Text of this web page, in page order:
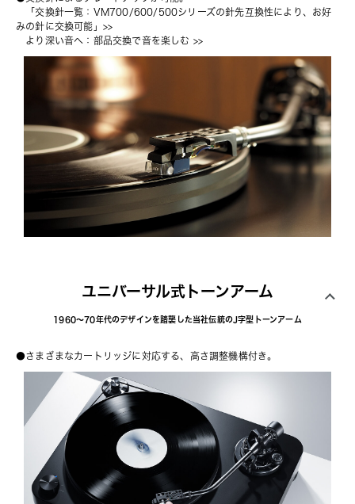
「交換針一覧：VM700/600/500シリーズの針先互換性により、お好
みの針に交換可能 」>>
より深い音へ：部品交換で音を楽しむ >>
ユニバーサル式トーンアーム
1960～70年代のデザインを踏襲した当社伝統のJ字型トーンアーム
●さまざまなカートリッジに対応する、高さ調整機構付き。